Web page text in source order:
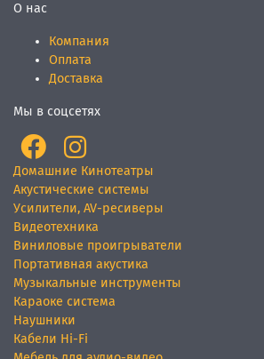
О нас
Компания
Оплата
Доставка
Мы в соцсетях
Домашние Кинотеатры
Акустические системы
Усилители, AV-ресиверы
Видеотехника
Виниловые проигрыватели
Портативная акустика
Музыкальные инструменты
Караоке система
Наушники
Кабели Hi-Fi